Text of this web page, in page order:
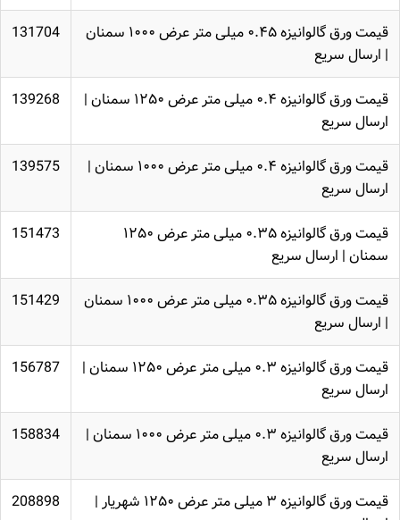
قیمت ورق گالوانیزه ۰.۴۵ میلی متر عرض ۱۰۰۰ سمنان
| ارسال سریع
131704
قیمت ورق گالوانیزه ۰.۴ میلی متر عرض ۱۲۵۰ سمنان |
ارسال سریع
139268
قیمت ورق گالوانیزه ۰.۴ میلی متر عرض ۱۰۰۰ سمنان |
ارسال سریع
139575
قیمت ورق گالوانیزه ۰.۳۵ میلی متر عرض ۱۲۵۰
سمنان | ارسال سریع
151473
قیمت ورق گالوانیزه ۰.۳۵ میلی متر عرض ۱۰۰۰ سمنان
| ارسال سریع
151429
قیمت ورق گالوانیزه ۰.۳ میلی متر عرض ۱۲۵۰ سمنان |
ارسال سریع
156787
قیمت ورق گالوانیزه ۰.۳ میلی متر عرض ۱۰۰۰ سمنان |
ارسال سریع
158834
قیمت ورق گالوانیزه ۳ میلی متر عرض ۱۲۵۰ شهریار |
208898